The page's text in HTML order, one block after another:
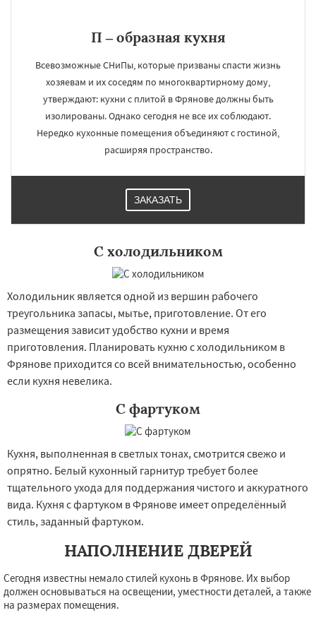
П – образная кухня
Всевозможные СНиПы, которые призваны спасти жизнь
хозяевам и их соседям по многоквартирному дому,
утверждают: кухни с плитой в Фрянове должны быть
изолированы. Однако сегодня не все их соблюдают.
Нередко кухонные помещения объединяют с гостиной,
расширяя пространство.
ЗАКАЗАТЬ
С холодильником
Холодильник является одной из вершин рабочего
треугольника запасы, мытье, приготовление. От его
размещения зависит удобство кухни и время
приготовления. Планировать кухню с холодильником в
Фрянове приходится со всей внимательностью, особенно
если кухня невелика.
С фартуком
Кухня, выполненная в светлых тонах, смотрится свежо и
опрятно. Белый кухонный гарнитур требует более
тщательного ухода для поддержания чистого и аккуратного
вида. Кухня с фартуком в Фрянове имеет определённый
стиль, заданный фартуком.
НАПОЛНЕНИЕ ДВЕРЕЙ
Сегодня известны немало стилей кухонь в Фрянове. Их выбор
должен основываться на освещении, уместности деталей, а также
на размерах помещения.